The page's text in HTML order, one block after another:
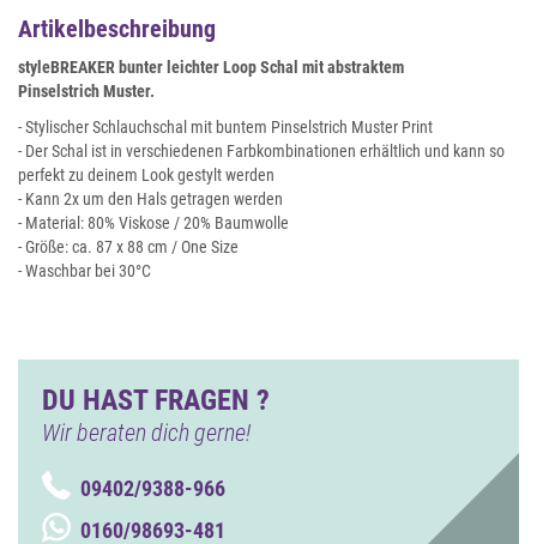
Artikelbeschreibung
styleBREAKER bunter leichter Loop Schal mit abstraktem
Pinselstrich Muster.
- Stylischer Schlauchschal mit buntem Pinselstrich Muster Print
- Der Schal ist in verschiedenen Farbkombinationen erhältlich und kann so
perfekt zu deinem Look gestylt werden
- Kann 2x um den Hals getragen werden
- Material: 80% Viskose / 20% Baumwolle
- Größe: ca. 87 x 88 cm / One Size
- Waschbar bei 30°C
DU HAST FRAGEN ?
Wir beraten dich gerne!
09402/9388-966
0160/98693-481